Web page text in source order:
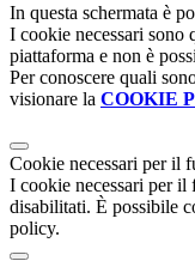
In questa schermata è
I cookie necessari sono
piattaforma e non è
Per conoscere quali
visionare la COOKIE
Cookie necessari per il
I cookie necessari per il
disabilitati. È possibile
policy.